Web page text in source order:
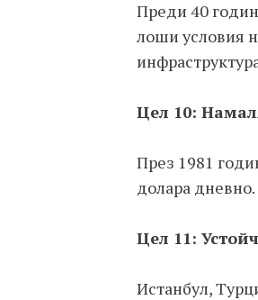
Преди 40
лоши условия
Цел 10:
През 1981
долара
Цел 11:
Истанбул,